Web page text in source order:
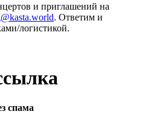
и приглашений на
. Ответим и
логистикой.
спама